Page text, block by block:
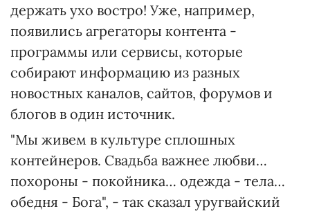
держать ухо востро! Уже, например,
появились агрегаторы контента -
программы или сервисы, которые
собирают информацию из разных
новостных каналов, сайтов, форумов и
блогов в один источник.
"Мы живем в культуре сплошных
контейнеров. Свадьба важнее любви…
похороны - покойника… одежда - тела…
обедня - Бога", - так сказал уругвайский